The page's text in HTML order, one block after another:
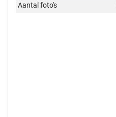
Aantal foto's